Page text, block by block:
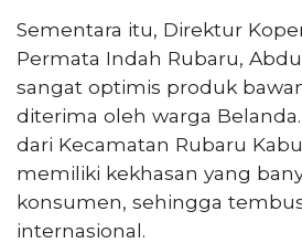
Sementara itu, Direktur
Permata Indah Rubaru,
sangat optimis produk
diterima oleh warga
dari Kecamatan Rubaru
memiliki kekhasan yang
konsumen, sehingga
internasional.